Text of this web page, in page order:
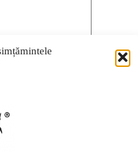
mail aici